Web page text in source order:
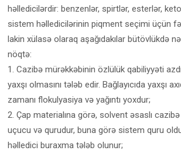
həlledicilərdir: benzenlər, spirtlər, esterlər,
sistem həlledicilərinin piqment seçimi üçün
lakin xülasə olaraq aşağıdakılar bütövlükdə
nöqtə:
1. Cazibə mürəkkəbinin özlülük qabiliyyəti
yaxşı olmasını tələb edir. Bağlayıcıda yaxşı
zamanı flokulyasiya və yağıntı yoxdur;
2. Çap materialına görə, solvent əsaslı
uçucu və qurudur, buna görə sistem quru
həlledici buraxma tələb olunur;